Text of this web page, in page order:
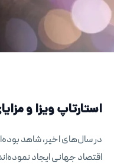
استارتاپ ویزا و
در سال‌های اخیر، شاهد
اقتصاد جهانی ایجاد